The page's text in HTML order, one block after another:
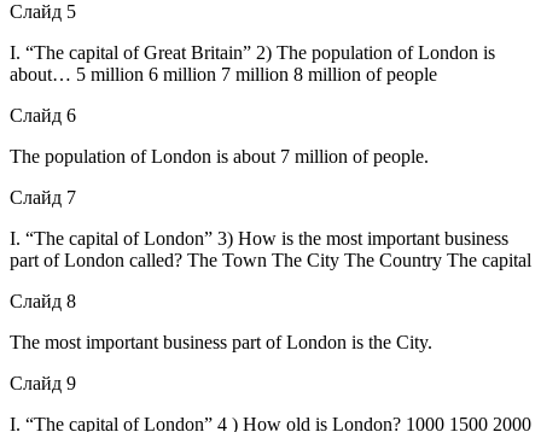
Слайд 5
I. “The capital of Great Britain” 2) The population of London is
about… 5 million 6 million 7 million 8 million of people
Слайд 6
The population of London is about 7 million of people.
Слайд 7
I. “The capital of London” 3) How is the most important business
part of London called? The Town The City The Country The capital
Слайд 8
The most important business part of London is the City.
Слайд 9
I. “The capital of London” 4 ) How old is London? 1000 1500 2000